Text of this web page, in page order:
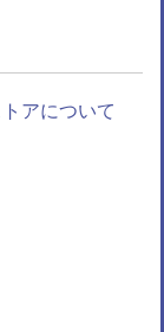
アについて